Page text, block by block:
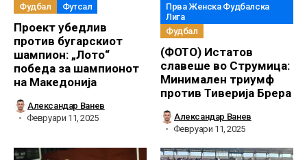
Фудбал Футсал
Проект убедлив
против бугарскиот
шампион: „Лото“
победа за шампионот
на Македонија
Александар Ванев
Февруари 11, 2025
Прва Женска Фудбалска
Лига
Фудбал
(ФОТО) Истатов
славеше во Струмица:
Минимален триумф
против Тиверија Брера
Александар Ванев
Февруари 11, 2025